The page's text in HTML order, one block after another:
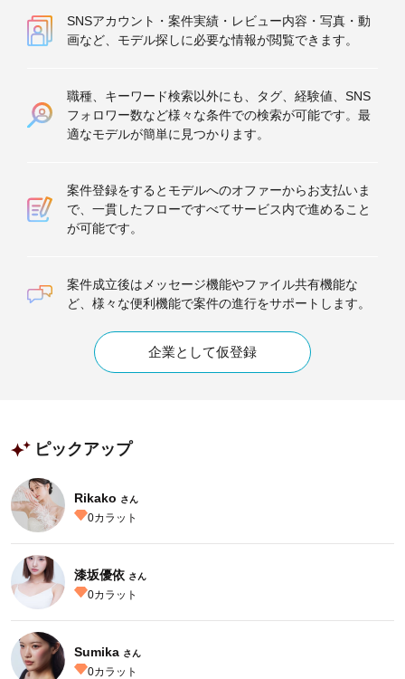
SNSアカウント・案件実績・レビュー内容・写真・動
画など、モデル探しに必要な情報が閲覧できます。
職種、キーワード検索以外にも、タグ、経験値、SNS
フォロワー数など様々な条件での検索が可能です。最
適なモデルが簡単に見つかります。
案件登録をするとモデルへのオファーからお支払いま
で、一貫したフローですべてサービス内で進めること
が可能です。
案件成立後はメッセージ機能やファイル共有機能な
ど、様々な便利機能で案件の進行をサポートします。
企業として仮登録
ピックアップ
Rikako さん
0カラット
漆坂優依 さん
0カラット
Sumika さん
0カラット